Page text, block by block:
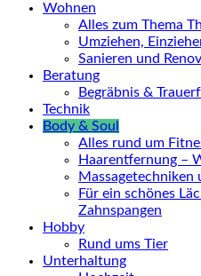
Wohnen
Alles zum Thema
Umziehen,
Sanieren und
Beratung
Begräbnis &
Technik
Body & Soul
Alles rund um
Haarentfernung –
Massagetechniken
Für ein schönes
Zahnspangen
Hobby
Rund ums Tier
Unterhaltung